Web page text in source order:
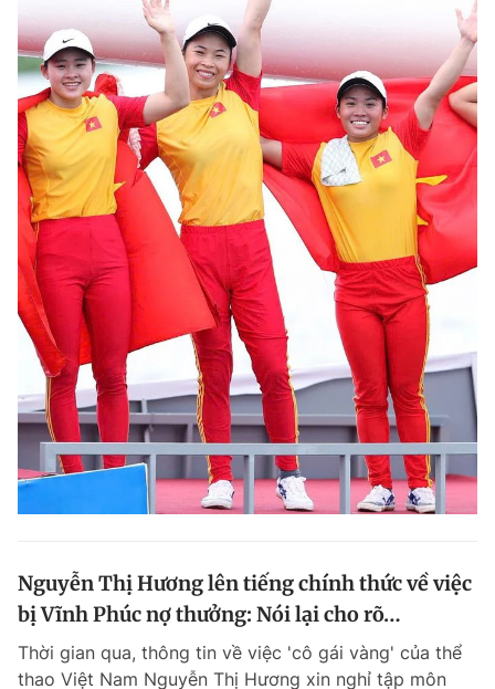
Nguyễn Thị Hương lên tiếng chính thức về việc
bị Vĩnh Phúc nợ thưởng: Nói lại cho rõ…
Thời gian qua, thông tin về việc 'cô gái vàng' của thể
thao Việt Nam Nguyễn Thị Hương xin nghỉ tập môn